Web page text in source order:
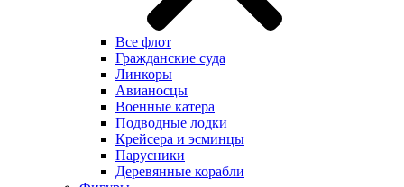
Все флот
Гражданские суда
Линкоры
Авианосцы
Военные катера
Подводные лодки
Крейсера и эсминцы
Парусники
Деревянные корабли